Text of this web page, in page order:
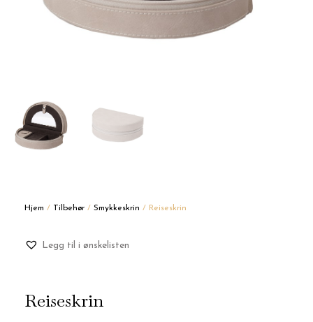
Hjem / Tilbehør / Smykkeskrin / Reiseskrin
Legg til i ønskelisten
Reiseskrin